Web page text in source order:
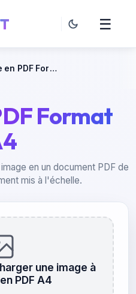
☰
Image en PDF Format A4
Format
en un document PDF de
mis à l'échelle.
une image à
PDF A4